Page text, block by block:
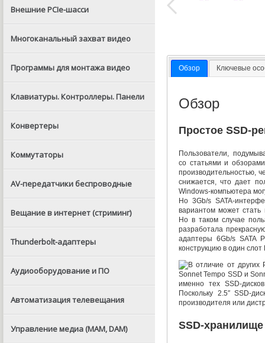
Внешние PCIe-шасси
Многоканальный захват видео
Программы для монтажа видео
Клавиатуры. Контроллеры. Панели
Конвертеры
Коммутаторы
AV-передатчики беспроводные
Вещание в интернет (стриминг)
Thunderbolt-адаптеры
Аудиооборудование и ПО
Автоматизация телевещания
Управление медиа (MAM, DAM)
Обзор Ключевые
Обзор
Простое SSD-
Пользователи
со статьями и
производительностью
снижается
что дает
Windows-компьютера
Но 3Gb/s SATA-
вариантом может
Но в таком случае
разработала
адаптеры 6Gb/s SATA
конструкцию в один
В отличие от других
Sonnet Tempo SSD и
именно тех SSD-дисков
Поскольку 2.5″SSD-
производителя или
SSD-хранилище